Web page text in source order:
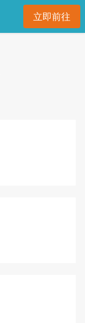
立即前往開